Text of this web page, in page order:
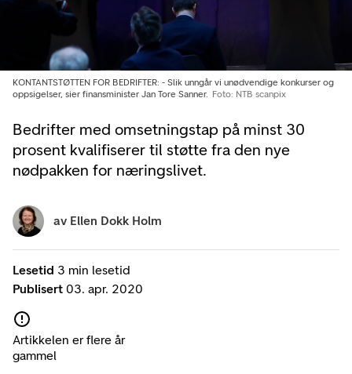
Bedrifter med omsetningstap på minst 30
prosent kvalifiserer til støtte fra den nye
nødpakken for næringslivet.
KONTANTSTØTTEN FOR BEDRIFTER: - Slik unngår vi unødvendige konkurser og
oppsigelser, sier finansminister Jan Tore Sanner. Foto: NTB scanpix
Lesetid 3 min lesetid
Publisert 03. apr. 2020
Artikkelen er flere år
gammel
av Ellen Dokk Holm